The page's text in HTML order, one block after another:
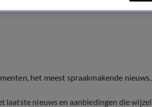
het meest spraakmakende
nieuws en aanbiedingen die